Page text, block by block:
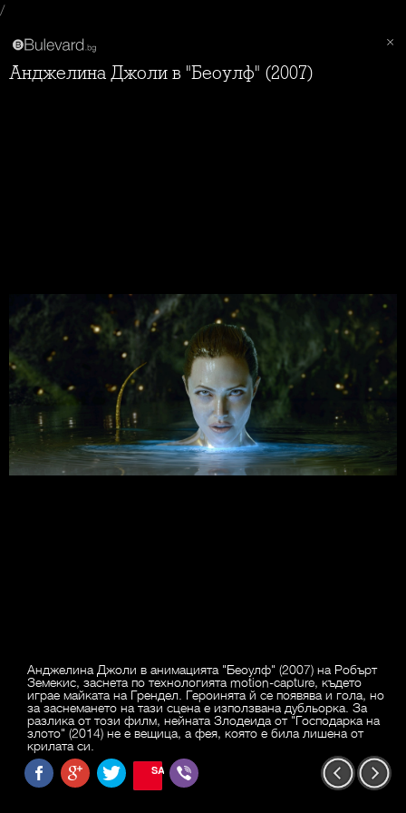
/
Анджелина Джоли в "Беоулф" (2007)
Анджелина Джоли в анимацията "Беоулф" (2007) на Робърт
Земекис, заснета по технологията motion-capture, където
играе майката на Грендел. Героинята й се появява и гола, но
за заснемането на тази сцена е използвана дубльорка. За
разлика от този филм, нейната Злодеида от "Господарка на
злото" (2014) не е вещица, а фея, която е била лишена от
крилата си.
SAVE